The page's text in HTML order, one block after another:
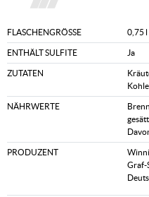
FLASCHENGRÖSSE 0,75 l
ENTHÄLT SULFITE Ja
ZUTATEN
NÄHRWERTE
PRODUZENT
Graf-